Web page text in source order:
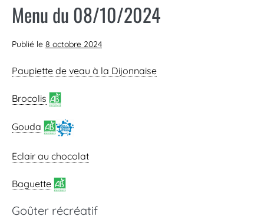
Menu du 08/10/2024
Publié le 8 octobre 2024
Paupiette de veau à la Dijonnaise
Brocolis
Gouda
Eclair au chocolat
Baguette
Goûter récréatif